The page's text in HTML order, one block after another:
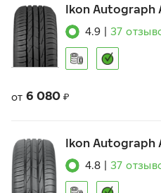
Ikon Autograph
4.9 37
от 6 080 ₽
Ikon Autograph
4.8 37